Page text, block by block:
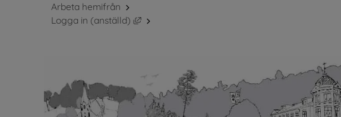
Arbeta hemifrån
Logga in (anställd)
Länk till annan webbplats, öppnas i nytt fönster.